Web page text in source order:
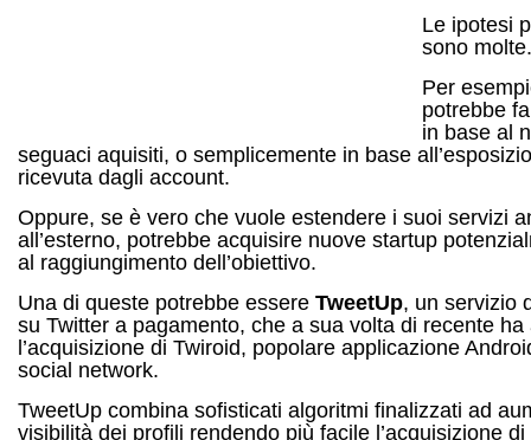
Le ipotesi
sono molte.
Per
potrebbe
in base al
seguaci aquisiti, o semplicemente in base
ricevuta dagli account.
Oppure, se è vero che vuole estendere i suoi servizi
all’esterno, potrebbe acquisire nuove startup
al raggiungimento dell’obiettivo.
Una di queste potrebbe essere TweetUp, un servizio
su Twitter a pagamento, che a sua volta di recente ha
l’acquisizione di Twiroid, popolare applicazione
social network.
TweetUp combina sofisticati algoritmi finalizzati ad
visibilità dei profili rendendo più facile l’acquisizione di